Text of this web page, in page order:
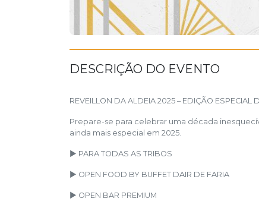
DESCRIÇÃO DO EVENTO
REVEILLON DA ALDEIA 2025 – EDIÇÃO ESPECIAL
Prepare-se para celebrar uma década
ainda mais especial em 2025.
► PARA TODAS AS TRIBOS
► OPEN FOOD BY BUFFET DAIR DE FARIA
► OPEN BAR PREMIUM